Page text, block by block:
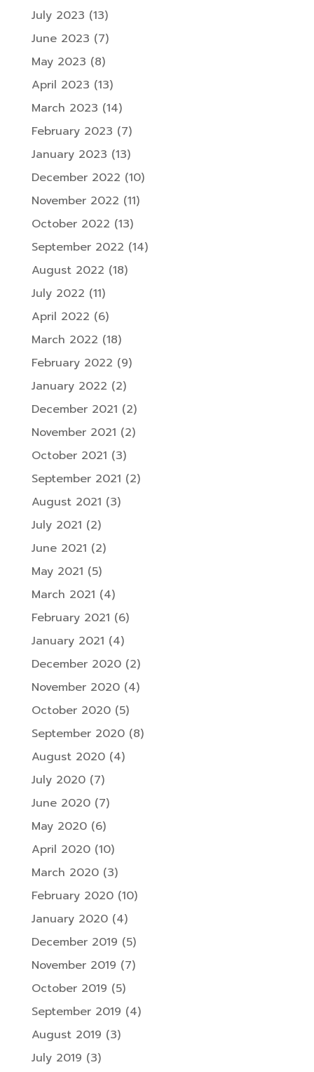
July 2023 (13)
June 2023 (7)
May 2023 (8)
April 2023 (13)
March 2023 (14)
February 2023 (7)
January 2023 (13)
December 2022 (10)
November 2022 (11)
October 2022 (13)
September 2022 (14)
August 2022 (18)
July 2022 (11)
April 2022 (6)
March 2022 (18)
February 2022 (9)
January 2022 (2)
December 2021 (2)
November 2021 (2)
October 2021 (3)
September 2021 (2)
August 2021 (3)
July 2021 (2)
June 2021 (2)
May 2021 (5)
March 2021 (4)
February 2021 (6)
January 2021 (4)
December 2020(2)
November 2020(4)
October 2020(5)
September 2020(8)
August 2020(4)
July 2020(7)
June 2020(7)
May 2020(6)
April 2020(10)
March 2020(3)
February 2020(10)
January 2020(4)
December 2019 (5)
November 2019 (7)
October 2019 (5)
September 2019 (4)
August 2019 (3)
July 2019 (3)